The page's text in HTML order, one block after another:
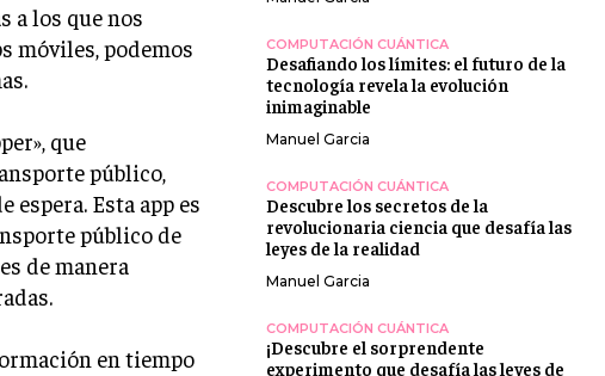
a los que nos
móviles, podemos
que
público,
Esta app es
público de
de manera
en tiempo
COMPUTACIÓN CUÁNTICA
Desafiando los límites: el futuro de la
tecnología revela la evolución
inimaginable
Manuel Garcia
COMPUTACIÓN CUÁNTICA
Descubre los secretos de la
revolucionaria ciencia que desafía las
leyes de la realidad
Manuel Garcia
COMPUTACIÓN CUÁNTICA
¡Descubre el sorprendente
experimento que desafía las leyes de